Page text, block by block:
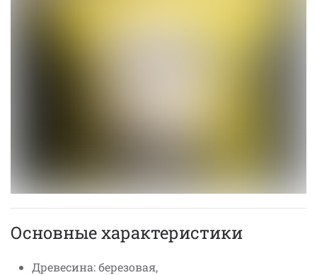
Основные характеристики
Древесина: березовая,